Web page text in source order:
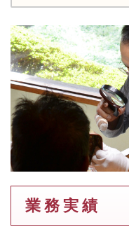
業 務 実 績